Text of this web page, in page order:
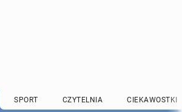
SPORT CZYTELNIA CIEKAWOSTKI